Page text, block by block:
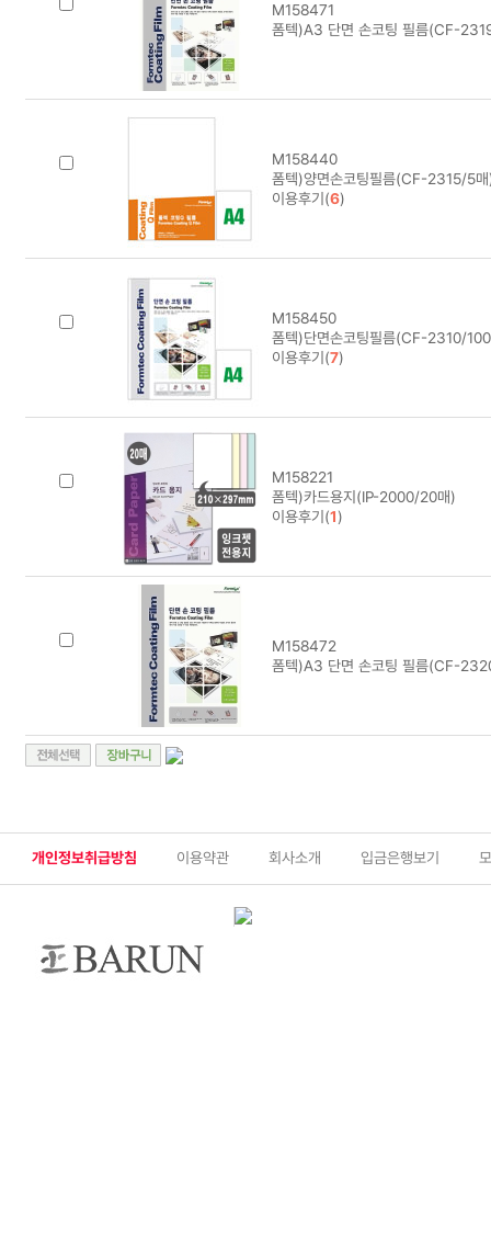
M158471
폼텍)A3 단면 손코팅 필름(CF-
M158440
폼텍)양면손코팅필름(CF-2315/5
이용후기(6)
M158450
폼텍)단면손코팅필름(CF-2310/
이용후기(7)
M158221
폼텍)카드용지(IP-2000/20매)
이용후기(1)
M158472
폼텍)A3 단면 손코팅 필름(CF-
개인정보취급방침 이용약관 회사소개 입금은행보기